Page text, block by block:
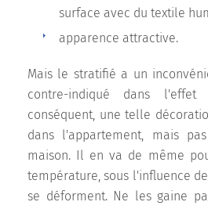
surface avec du textile
apparence attractive.
Mais le stratifié a un
contre-indiqué dans
conséquent, une telle
dans l'appartement, mais
maison. Il en va de même
température, sous l'influence
se déforment. Ne les gaine